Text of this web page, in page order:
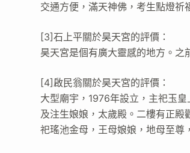
交通方便，滿天神佛，考生點燈祈
[3]石上平關於昊天宮的評價：
昊天宮是個有廣大靈感的地方。之
[4]啟民翁關於昊天宮的評價：
大型廟宇，1976年設立，主祀玉
及注生娘娘，太歲殿。二樓有正
祀瑤池金母，王母娘娘，地母至尊